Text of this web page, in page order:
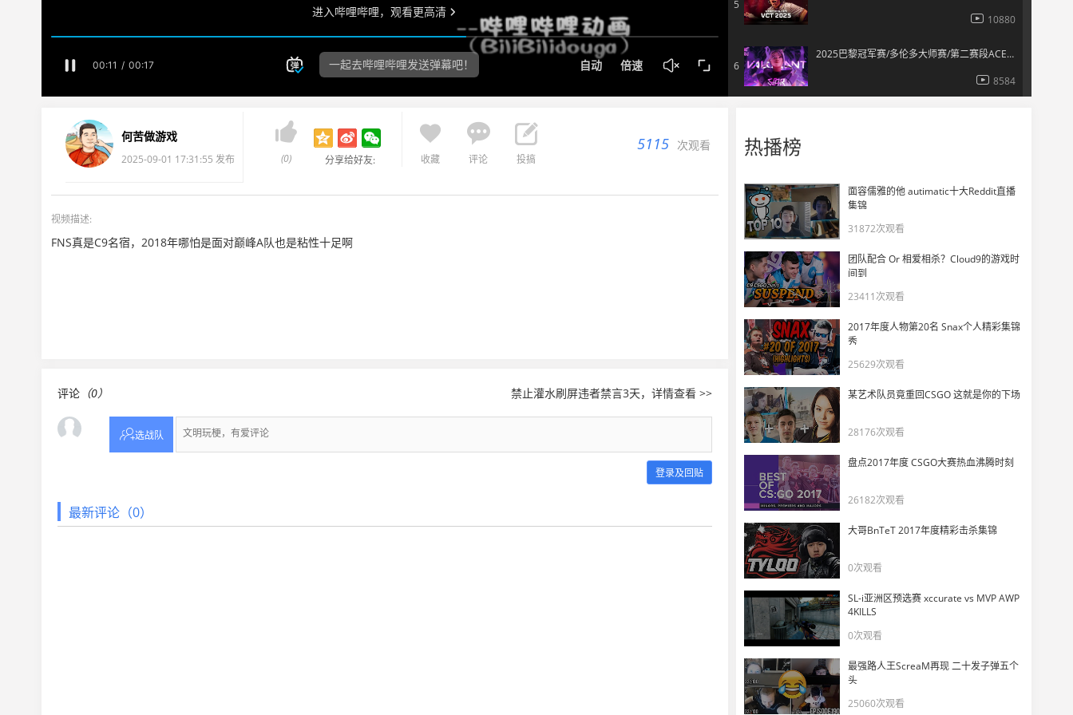
5
10880
6
2025巴黎冠军赛/多伦多大师赛/第二赛段ACE 精彩合集！
8584
TOP25高光时刻 | 2025无畏契约冠军巡回赛
7036
主观排名VCT2025四大赛区新秀TOP10
5245
打破质疑 | 无畏契约巴黎全球冠军赛故事
8844
EDG nobody 与 TH Wo0t 相约巴黎的一餐
一年前NRG队员聊北美未来之星：mada、Verno、brawk、zander
何苦做游戏
2025-09-01 17:31:55 发布

(0) 分享给好友:

收藏

评论

投搞
5115 次观看
视频描述:
FNS真是C9名宿，2018年哪怕是面对巅峰A队也是粘性十足啊
禁止灌水刷屏违者禁言3天，详情查看 >>
评论 （0）
选战队
登录及回贴
最新评论（0）
热播榜
面容儒雅的他 autimatic十大Reddit直播
集锦
31872次观看
团队配合 Or 相爱相杀？Cloud9的游戏时
间到
23411次观看
2017年度人物第20名 Snax个人精彩集锦
秀
25629次观看
某艺术队员竟重回CSGO 这就是你的下场
28176次观看
盘点2017年度 CSGO大赛热血沸腾时刻
26182次观看
大哥BnTeT 2017年度精彩击杀集锦
0次观看
SL-i亚洲区预选赛 xccurate vs MVP AWP
4KILLS
0次观看
最强路人王ScreaM再现 二十发子弹五个
头
25060次观看